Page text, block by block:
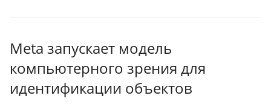
Meta запускает модель
компьютерного зрения для
идентификации объектов